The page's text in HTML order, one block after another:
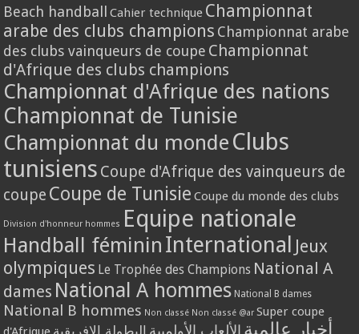
Beach handball Cahier technique Championnat
arabe des clubs champions Championnat arabe
des clubs vainqueurs de coupe Championnat
d'Afrique des clubs champions
Championnat d'Afrique des nations
Championnat de Tunisie
Championnat du monde Clubs
tunisiens Coupe d'Afrique des vainqueurs de
coupe Coupe de Tunisie Coupe du monde des clubs
Division d'honneur hommes Equipe nationale
Handball féminin International Jeux
olympiques Le Trophée des Champions National A
dames National A hommes National B dames
National B hommes Non classé Non classé @ar Super coupe
الألعاب الأولمبية